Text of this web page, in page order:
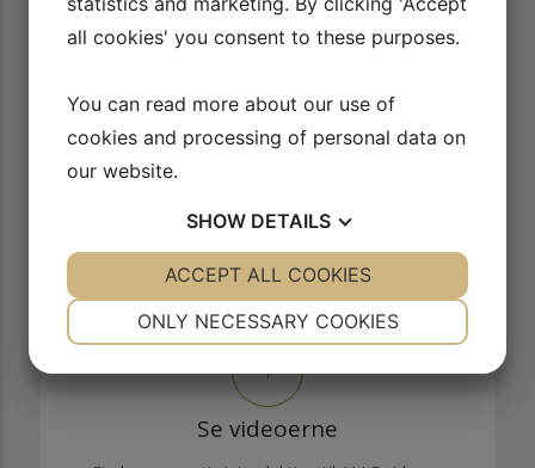
AFSPIL VIDEO
Sådan virker vores side
1
Se videoerne
all cookies' you consent to these purposes.
You can read more about our use of
cookies and processing of personal data on
our website.
SHOW DETAILS
YES NO YES NO
YES NO YES NO
ONLY NECESSARY COOKIES
ACCEPT ALL COOKIES